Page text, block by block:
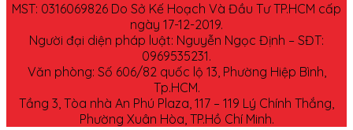
MST: 0316069826 Do Sở Kế Hoạch Và Đầu Tư TP.HCM cấp
ngày 17-12-2019.
Người đại diện pháp luật: Nguyễn Ngọc Định – SĐT:
0969535231.
Văn phòng: Số 606/82 quốc lộ 13, Phường Hiệp Bình,
Tp.HCM.
Tầng 3, Tòa nhà An Phú Plaza, 117 – 119 Lý Chính Thắng,
Phường Xuân Hòa, TP.Hồ Chí Minh.